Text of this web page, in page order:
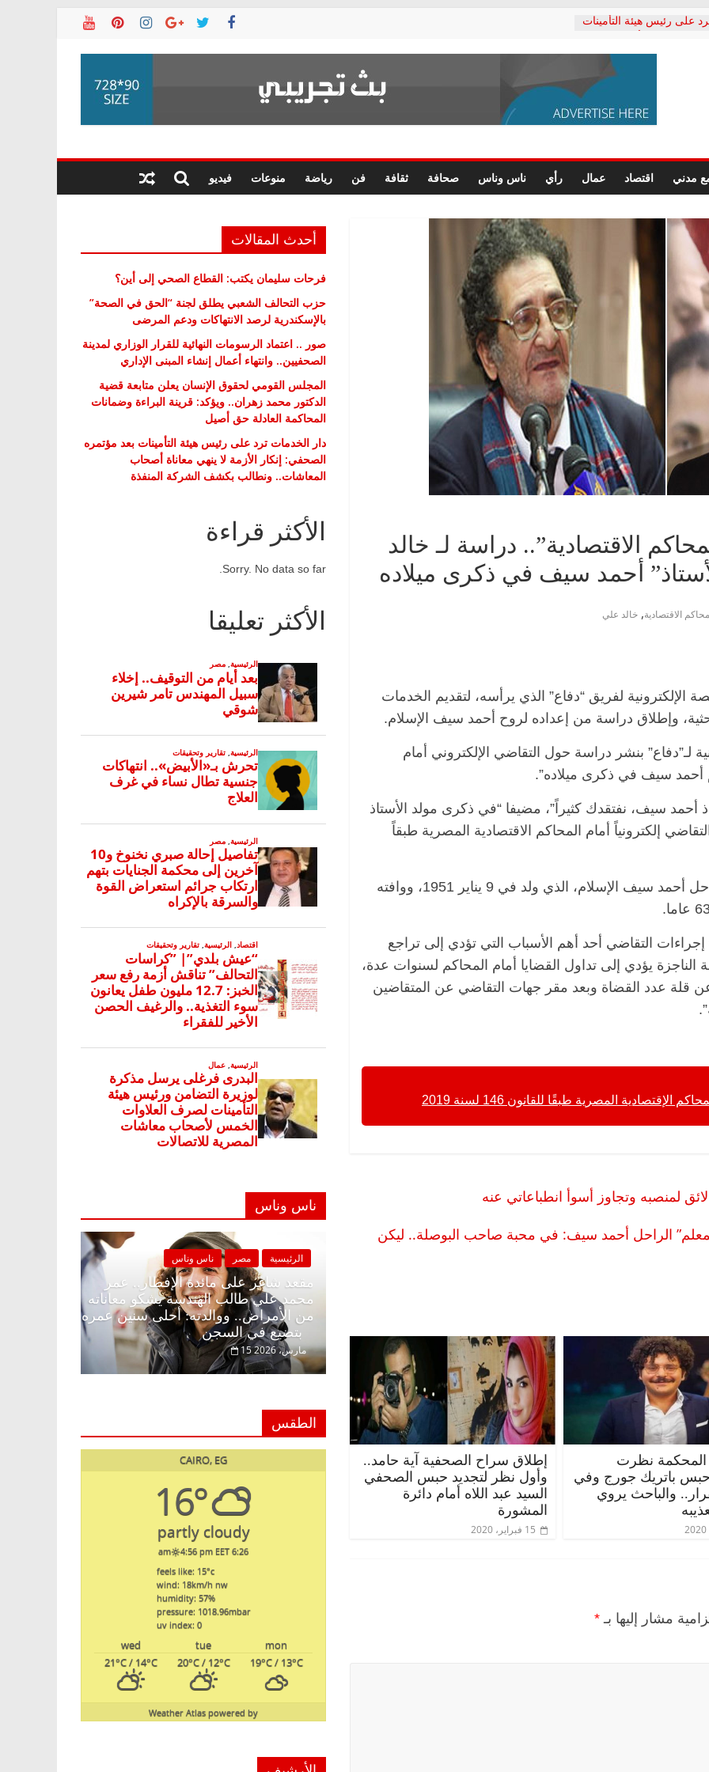
على رئيس هيئة التأمينات
المعاشات.. ونطالب بكشف
يكتب: القطاع الصحي إلى
الشعبي يطلق لجنة “الحق
النهائية للقرار
الصحفيين.. وانتهاء أعمال
محمد زهران.. ويؤكد:
المحاكمة العادلة
مدني اقتصاد عمال رأي ناس وناس صحافة ثقافة فن رياضة منوعات فيديو
الاقتصادية”.. دراسة لـ خالد
أحمد سيف في ذكرى ميلاده
الاقتصادية, خالد علي
الإلكترونية لفريق “دفاع” الذي يرأسه، لتقديم الخدمات
وإطلاق دراسة من إعداده لروح أحمد سيف الإسلام.
لـ”دفاع” بنشر دراسة حول التقاضي الإلكتروني أمام
أحمد سيف في ذكرى ميلاده”.
أحمد سيف، نفتقدك كثيراً”، مضيفا “في ذكرى مولد الأستاذ
إلكترونياً أمام المحاكم الاقتصادية المصرية طبقاً
وتحل اليوم ذكرى ميلاد المحامي الحقوقي الراحل أحمد سيف الإسلام، الذي ولد في 9 يناير 1951، ووافته
التقاضي أحد أهم الأسباب التي تؤدي إلى تراجع
الناجزة يؤدي إلى تداول القضايا أمام المحاكم لسنوات عدة،
إلى 20 عاما، فضلا عن قلة عدد القضاة وبعد مقر جهات التقاضي عن المتقاضين
المصرية طبقًا للقانون 146 لسنة 2019
لمنصبه وتجاوز أسوأ انطباعاتي عنه
“الأستاذ والمعلم” الراحل أحمد سيف: في محبة صاحب البوصلة.. ليكن
نظرت
حبس باتريك جورج وفي
والباحث يروي
إطلاق سراح الصحفية آية حامد..
وأول نظر لتجديد حبس الصحفي
السيد عبد اللاه أمام دائرة
المشورة
15 فبراير، 2020
مشار إليها بـ *
أحدث المقالات
فرحات سليمان يكتب: القطاع الصحي إلى أين؟
حزب التحالف الشعبي يطلق لجنة “الحق في الصحة”
بالإسكندرية لرصد الانتهاكات ودعم المرضى
صور .. اعتماد الرسومات النهائية للقرار الوزاري لمدينة
الصحفيين.. وانتهاء أعمال إنشاء المبنى الإداري
المجلس القومي لحقوق الإنسان يعلن متابعة قضية
الدكتور محمد زهران.. ويؤكد: قرينة البراءة وضمانات
المحاكمة العادلة حق أصيل
دار الخدمات ترد على رئيس هيئة التأمينات بعد مؤتمره
الصحفي: إنكار الأزمة لا ينهي معاناة أصحاب
المعاشات.. ونطالب بكشف الشركة المنفذة
الأكثر قراءة
Sorry. No data so far.
الأكثر تعليقا
ناس وناس
الرئيسية مصر ناس وناس
مقعد شاغر على مائدة الإفطار..
محمد علي طالب الهندسة يشكو
من الأمراض.. ووالدته: أحلى
بتضيع في السجن
15 مارس، 2026
ناس وناس
مقعد شاغر على الإفطار وبلكونة بلا زينة
رمضان.. د. عبدالخالق فاروق خبير
اقتصادي في انتظار حلم الحرية ولمة
الحبايب
22 فبراير، 2026
(بروفايل)
21 فبراير، 2026
الطقس
CAIRO, EG
16°
partly cloudy
6:26 am
4:56 pm EET
feels like: 15°c
wind: 18km/h nw
humidity: 57%
pressure: 1018.96mbar
uv index: 0
mon
tue
wed
19°C/ 13°C
20°C/ 12°C
21°C/ 14°C
powered by
Weather Atlas